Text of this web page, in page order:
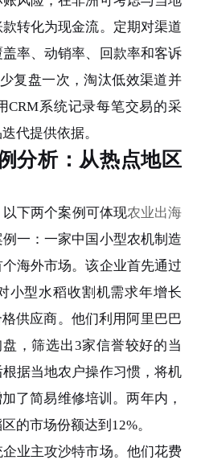
转化为现金流。定期对渠道
率、动销率、回款率和客诉
复盘一次，淘汰低效渠道并
CRM系统记录每笔交易的采
代提供依据。
分析：从热点地区
下两个案例可体现农业出海
一：一家中国小型农机制造
海外市场。该企业首先通过
小型水稻收割机需求年增长
供应商。他们利用阿里巴巴
，筛选出3家信誉较好的当
据当地农户操作习惯，将机
了简易维修培训。两年内，
的市场份额达到12%。
业主攻沙特市场。他们花费